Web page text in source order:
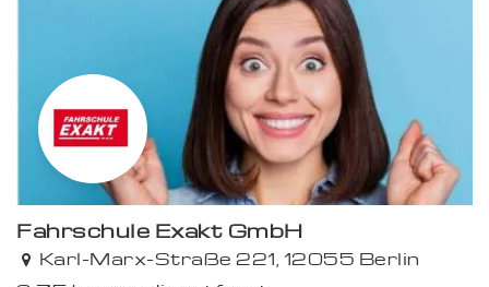
Fahr­schule Exakt GmbH
Karl-Marx-Straße 221, 12055 Ber­­lin